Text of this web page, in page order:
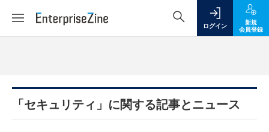
ログイン
新規
会員登録
「セキュリティ」に関する記事とニュース